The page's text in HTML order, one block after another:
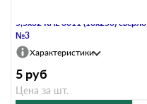
5,5х32 RAL 3011 (10х250) сверло
№3
Характеристики
5 руб
Цена за шт.